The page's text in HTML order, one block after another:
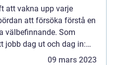
att vakna upp varje
att försöka förstå en
välbefinnande. Som
jobb dag ut och dag in:
sina känslor och ofta
09 mars 2023